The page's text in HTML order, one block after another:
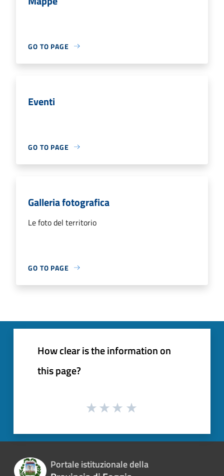
GO TO PAGE
Eventi
GO TO PAGE
Galleria fotografica
Le foto del territorio
GO TO PAGE
How clear is the information on
this page?
Portale istituzionale della